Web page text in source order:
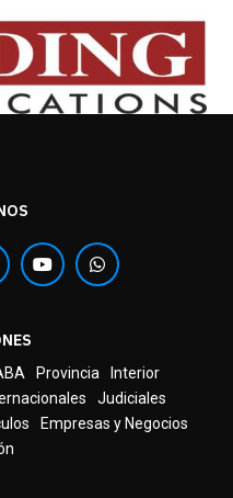
Provincia
Interior
Judiciales
Empresas y Negocios